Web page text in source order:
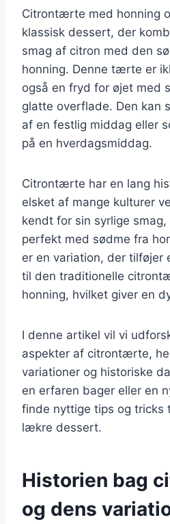
Citrontærte med honning
klassisk dessert, der
smag af citron med den
honning. Denne tærte er
også en fryd for øjet med
glatte overflade. Den kan
af en festlig middag eller
på en hverdagsmiddag.
Citrontærte har en lang
elsket af mange kulturer
kendt for sin syrlige
perfekt med sødme fra
er en variation, der tilføjer
til den traditionelle
honning, hvilket giver en
I denne artikel vil vi
aspekter af citrontærte,
variationer og historiske
en erfaren bager eller en
finde nyttige tips og tricks
lækre dessert.
Historien bag
og dens